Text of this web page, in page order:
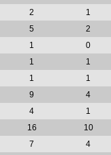
2
1
5
2
1
0
1
1
1
1
9
4
4
1
16
10
7
4